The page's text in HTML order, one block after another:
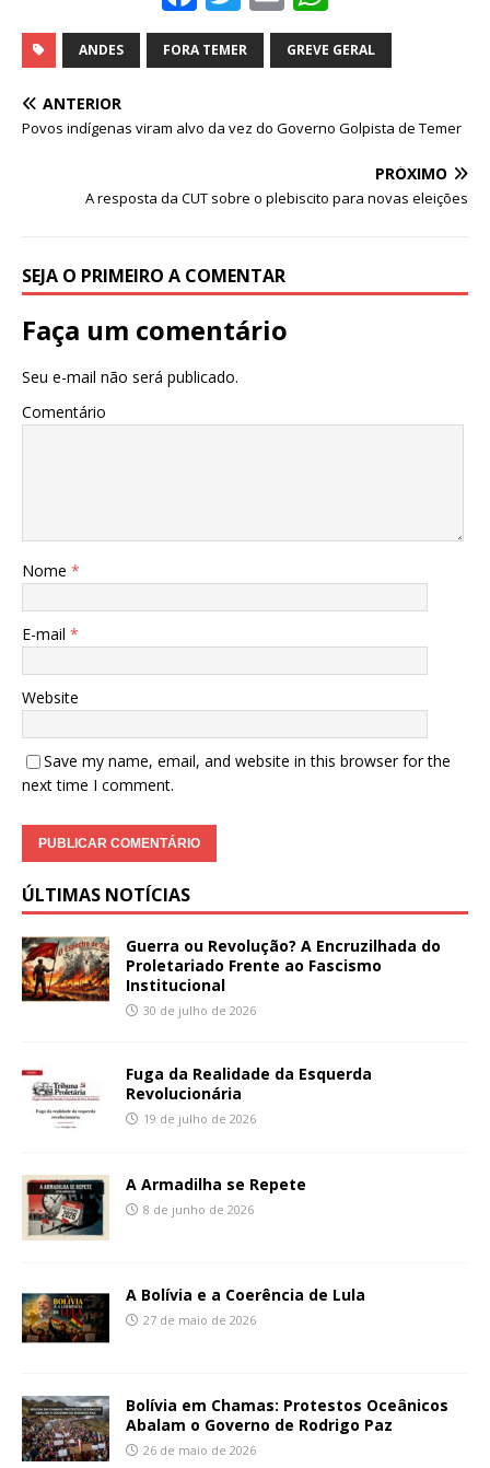
a
c
b
o
w
it
r
m
ai
h
at
A
p
ANDES FORA TEMER GREVE GERAL
ANTERIOR
Povos indígenas viram alvo da vez do Governo Golpista de Temer
PRÓXIMO
A resposta da CUT sobre o plebiscito para novas eleições
SEJA O PRIMEIRO A COMENTAR
Faça um comentário
Seu e-mail não será publicado.
Comentário
Nome *
E-mail *
Website
Save my name, email, and website in this browser for the
next time I comment.
ÚLTIMAS NOTÍCIAS
Guerra ou Revolução? A Encruzilhada do
Proletariado Frente ao Fascismo
Institucional
30 de julho de 2026
Fuga da Realidade da Esquerda
Revolucionária
19 de julho de 2026
A Armadilha se Repete
8 de junho de 2026
A Bolívia e a Coerência de Lula
27 de maio de 2026
Bolívia em Chamas: Protestos Oceânicos
Abalam o Governo de Rodrigo Paz
26 de maio de 2026